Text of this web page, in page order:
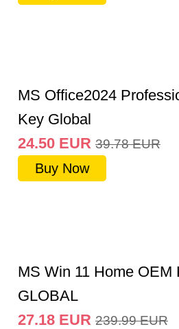
MS Office2024
Key Global
24.50 EUR 39.78 EUR
Buy Now
MS Win 11 Home OEM
GLOBAL
27.18 EUR 239.99 EUR